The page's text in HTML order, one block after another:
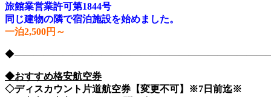
旅館業営業許可第1844号
同じ建物の隣で宿泊施設を始めました。
一泊2,500円～
◆おすすめ格安航空券
◇ディスカウント片道航空券【変更不可】※7日前迄※